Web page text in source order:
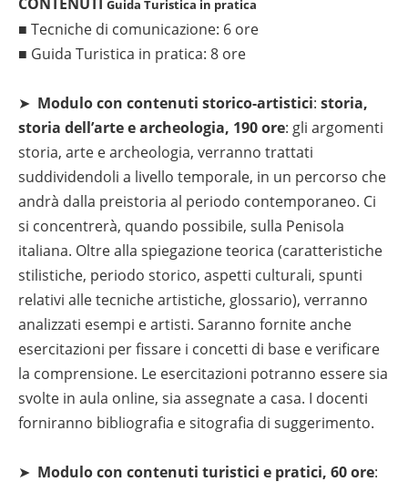
Guida Turistica in pratica
■ Tecniche di comunicazione: 6 ore
■ Guida Turistica in pratica: 8 ore
➤ Modulo con contenuti storico-artistici: storia,
storia dell’arte e archeologia, 190 ore: gli argomenti
storia, arte e archeologia, verranno trattati
suddividendoli a livello temporale, in un percorso che
andrà dalla preistoria al periodo contemporaneo. Ci
si concentrerà, quando possibile, sulla Penisola
italiana. Oltre alla spiegazione teorica (caratteristiche
stilistiche, periodo storico, aspetti culturali, spunti
relativi alle tecniche artistiche, glossario), verranno
analizzati esempi e artisti. Saranno fornite anche
esercitazioni per fissare i concetti di base e verificare
la comprensione. Le esercitazioni potranno essere sia
svolte in aula online, sia assegnate a casa. I docenti
forniranno bibliografia e sitografia di suggerimento.
➤ Modulo con contenuti turistici e pratici, 60 ore: